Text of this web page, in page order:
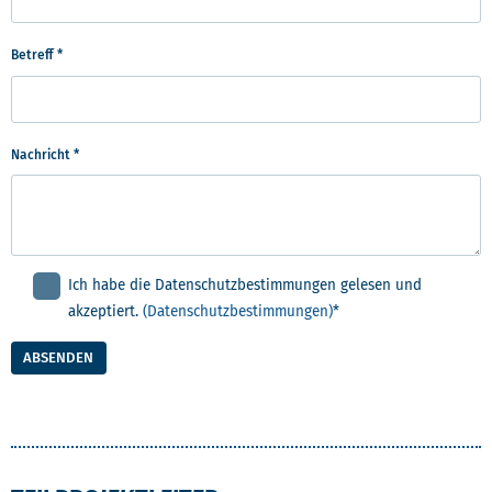
Betreff *
Nachricht *
Ich habe die Datenschutzbestimmungen gelesen und
akzeptiert. (Datenschutzbestimmungen)*
ABSENDEN